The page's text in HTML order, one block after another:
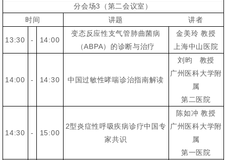
分会场3（第二会议室）
时间
讲题 讲者
13:30 - 14:00
变态反应性支气管肺曲菌病
（ABPA）的诊断与治疗
金美玲 教授
上海中山医院
14:00 - 14:30 中国过敏性哮喘诊治指南解读
刘昀 教授
广州医科大学附
属
第二医院
14:30 - 15:00
2型炎症性呼吸疾病诊疗中国专
家共识
陈如冲 教授
广州医科大学附
属
第一医院